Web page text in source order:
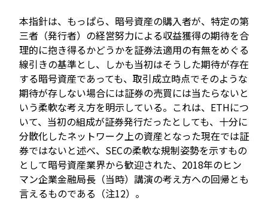
本指針は、もっぱら、暗号資産の購入者が、特定の第
三者（発行者）の経営努力による収益獲得の期待を合
理的に抱き得るかどうかを証券法適用の有無をめぐる
線引きの基準とし、しかも当初はそうした期待が存在
する暗号資産であっても、取引成立時点でそのような
期待が存しない場合には証券の売買には当たらないと
いう柔軟な考え方を明示している。これは、ETHにつ
いて、当初の組成が証券発行だったとしても、十分に
分散化したネットワーク上の資産となった現在では証
券ではないと述べ、SECの柔軟な規制姿勢を示すもの
として暗号資産業界から歓迎された、2018年のヒン
マン企業金融局長（当時）講演の考え方への回帰とも
言えるものである（注12）。